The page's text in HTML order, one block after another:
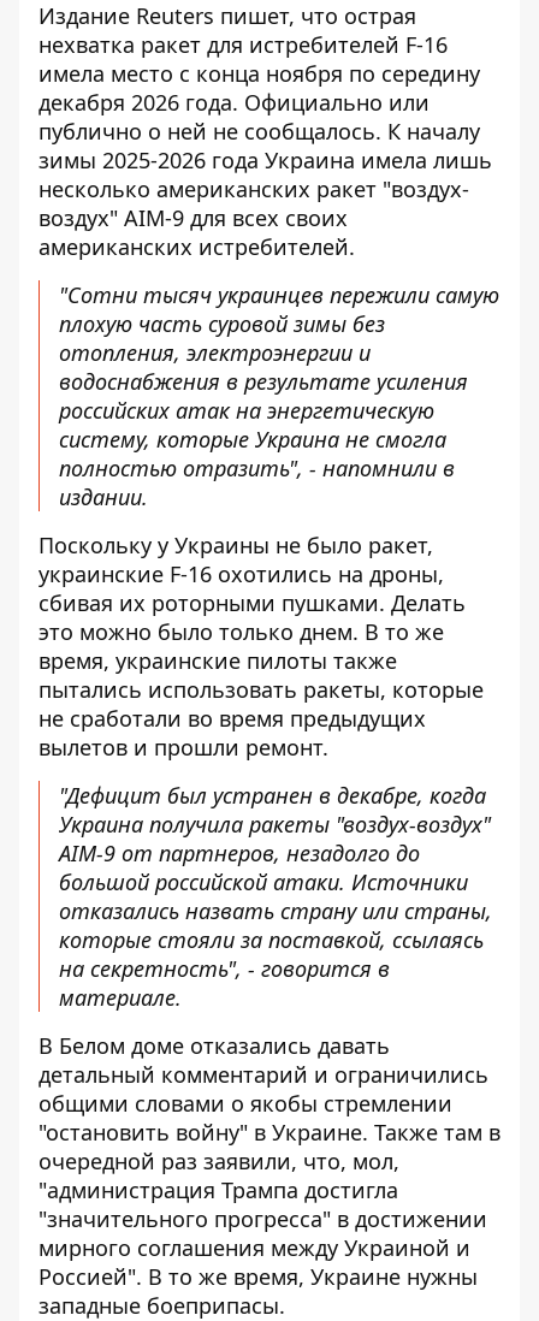
Издание Reuters пишет, что острая
нехватка ракет для истребителей F-16
имела место с конца ноября по середину
декабря 2026 года. Официально или
публично о ней не сообщалось. К началу
зимы 2025-2026 года Украина имела лишь
несколько американских ракет "воздух-
воздух" AIM-9 для всех своих
американских истребителей.
"Сотни тысяч украинцев пережили самую
плохую часть суровой зимы без
отопления, электроэнергии и
водоснабжения в результате усиления
российских атак на энергетическую
систему, которые Украина не смогла
полностью отразить", - напомнили в
издании.
Поскольку у Украины не было ракет,
украинские F-16 охотились на дроны,
сбивая их роторными пушками. Делать
это можно было только днем. В то же
время, украинские пилоты также
пытались использовать ракеты, которые
не сработали во время предыдущих
вылетов и прошли ремонт.
"Дефицит был устранен в декабре, когда
Украина получила ракеты "воздух-воздух"
AIM-9 от партнеров, незадолго до
большой российской атаки. Источники
отказались назвать страну или страны,
которые стояли за поставкой, ссылаясь
на секретность", - говорится в
материале.
В Белом доме отказались давать
детальный комментарий и ограничились
общими словами о якобы стремлении
"остановить войну" в Украине. Также там в
очередной раз заявили, что, мол,
"администрация Трампа достигла
"значительного прогресса" в достижении
мирного соглашения между Украиной и
Россией". В то же время, Украине нужны
западные боеприпасы.